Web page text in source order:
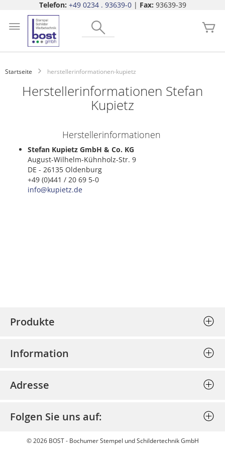
Telefon: +49 0234 . 93639-0| Fax: 93639-39
springen
Startseite herstellerinformationen-kupietz
Herstellerinformationen Stefan
Kupietz
Herstellerinformationen
Stefan Kupietz GmbH & Co. KG
August-Wilhelm-Kühnholz-Str. 9
DE - 26135 Oldenburg
+49 (0)441 / 20 69 5-0
info@kupietz.de
Produkte
Textplatten einzeln
Prägepressen
Discount
Information
Datenschutz
Bestellung stornieren
Widerrufsbelehrung
Adresse
Schildertechnik GmbH
Am Josephsschacht 39
Folgen Sie uns auf:
© 2026 BOST - Bochumer Stempel und Schildertechnik GmbH